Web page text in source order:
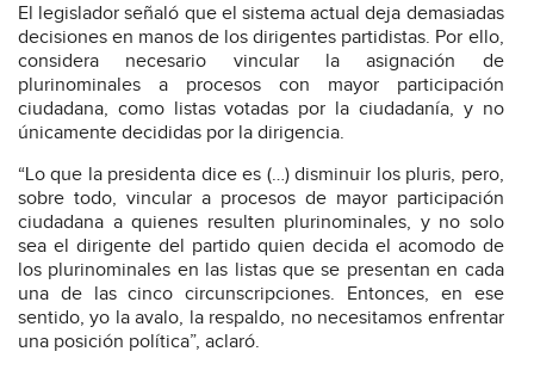
El legislador señaló que el sistema actual deja demasiadas
decisiones en manos de los dirigentes partidistas. Por ello,
considera necesario vincular la asignación de
plurinominales a procesos con mayor participación
ciudadana, como listas votadas por la ciudadanía, y no
únicamente decididas por la dirigencia.
“Lo que la presidenta dice es (…) disminuir los pluris, pero,
sobre todo, vincular a procesos de mayor participación
ciudadana a quienes resulten plurinominales, y no solo
sea el dirigente del partido quien decida el acomodo de
los plurinominales en las listas que se presentan en cada
una de las cinco circunscripciones. Entonces, en ese
sentido, yo la avalo, la respaldo, no necesitamos enfrentar
una posición política”, aclaró.